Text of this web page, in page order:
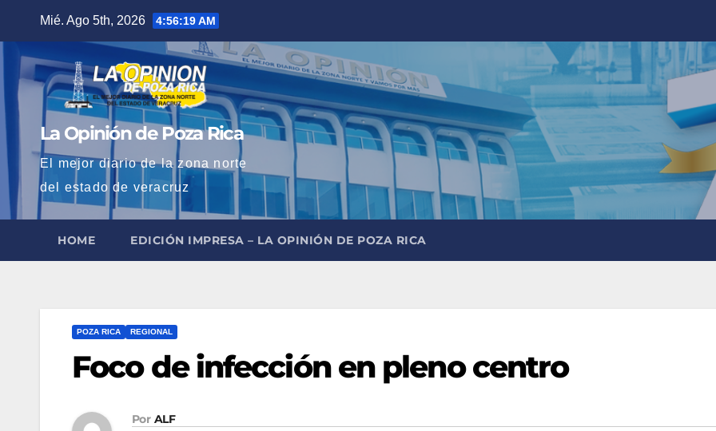
contenido
Mié. Ago 5th, 2026 4:56:21 AM
La Opinión de Poza Rica
El mejor diario de la zona norte
del estado de veracruz
HOME EDICIÓN IMPRESA – LA OPINIÓN DE POZA RICA
POZA RICA REGIONAL
Foco de infección en pleno centro
Por ALF